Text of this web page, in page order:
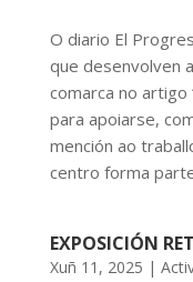
O diario El
que desenvolven
comarca no artigo
para apoiarse,
mención ao
centro forma
EXPOSICIÓN
Xuñ 11, 2025 |